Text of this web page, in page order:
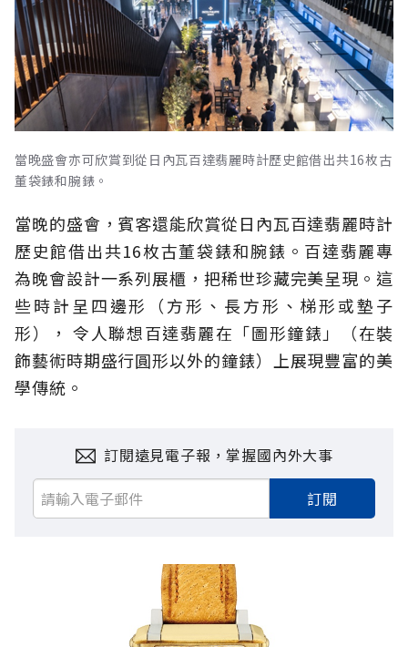
當晚盛會亦可欣賞到從日內瓦百達翡麗時計歷史館借出共16枚古
董袋錶和腕錶。
當晚的盛會，賓客還能欣賞從日內瓦百達翡麗時計
歷史館借出共16枚古董袋錶和腕錶。百達翡麗專
為晚會設計一系列展櫃，把稀世珍藏完美呈現。這
些時計呈四邊形（方形、長方形、梯形或墊子
形）， 令人聯想百達翡麗在「圖形鐘錶」（在裝
飾藝術時期盛行圓形以外的鐘錶）上展現豐富的美
學傳統。
訂閱遠見電子報，掌握國內外大事
訂閱